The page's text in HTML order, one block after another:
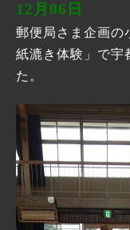
12月06日
郵便局さま企画の
紙漉き体験」で宇
た。